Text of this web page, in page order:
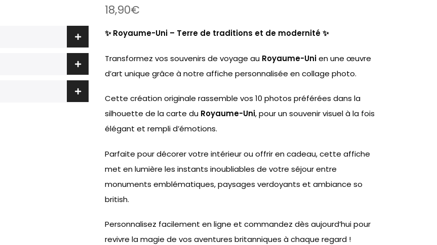
18,90€
✨ Royaume-Uni – Terre de traditions et de modernité ✨
Transformez vos souvenirs de voyage au Royaume-Unien une œuvre
d’art unique grâce à notre affiche personnalisée en collage photo.
Cette création originale rassemble vos 10 photos préférées dans la
silhouette de la carte du Royaume-Uni, pour un souvenir visuel à la fois
élégant et rempli d’émotions.
Parfaite pour décorer votre intérieur ou offrir en cadeau, cette affiche
met en lumière les instants inoubliables de votre séjour entre
monuments emblématiques, paysages verdoyants et ambiance so
british.
Personnalisez facilement en ligne et commandez dès aujourd’hui pour
revivre la magie de vos aventures britanniques à chaque regard !